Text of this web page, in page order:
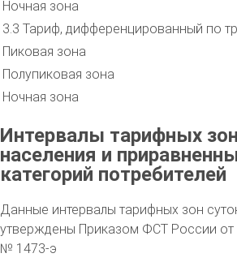
Ночная зона
3.3 Тариф, дифференцированный по
Пиковая зона
Полупиковая зона
Ночная зона
Интервалы тарифных
населения и
категорий потребителей
Данные интервалы тарифных зон
утверждены Приказом ФСТ России от
№ 1473-э